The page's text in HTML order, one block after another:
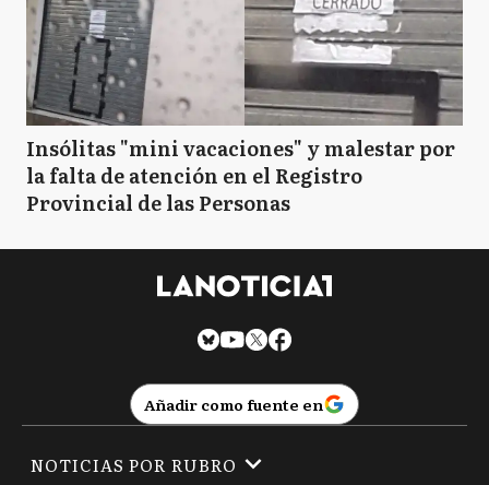
Insólitas "mini vacaciones" y malestar por
la falta de atención en el Registro
Provincial de las Personas
Añadir como fuente en
NOTICIAS POR RUBRO